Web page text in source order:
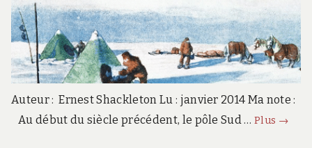
Auteur : Ernest Shackleton Lu : janvier 2014 Ma note :
Au début du siècle précédent, le pôle Sud …Plus Au
→